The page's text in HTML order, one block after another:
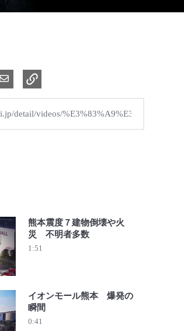
で共有
電子メールで共有
熊本震度７建物倒壊や火災 不明者多数
熊本震度７建物倒壊や火
災 不明者多数
1:51
イオンモール熊本 爆発の瞬間
イオンモール熊本 爆発の
瞬間
0:41